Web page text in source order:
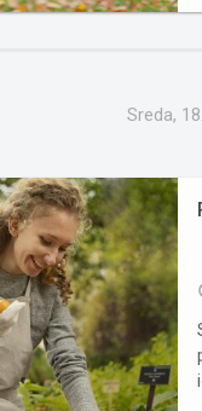
Sreda,